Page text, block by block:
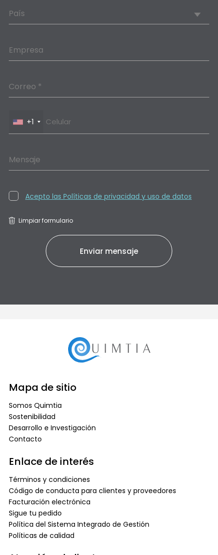
País
Empresa
Correo *
+1
Mensaje
Acepto las Políticas de privacidad y uso de datos
Limpiar formulario
Mapa de sitio
Somos Quimtia
Sostenibilidad
Desarrollo e Investigación
Contacto
Enlace de interés
Términos y condiciones
Código de conducta para clientes y proveedores
Facturación electrónica
Sigue tu pedido
Política del Sistema Integrado de Gestión
Políticas de calidad